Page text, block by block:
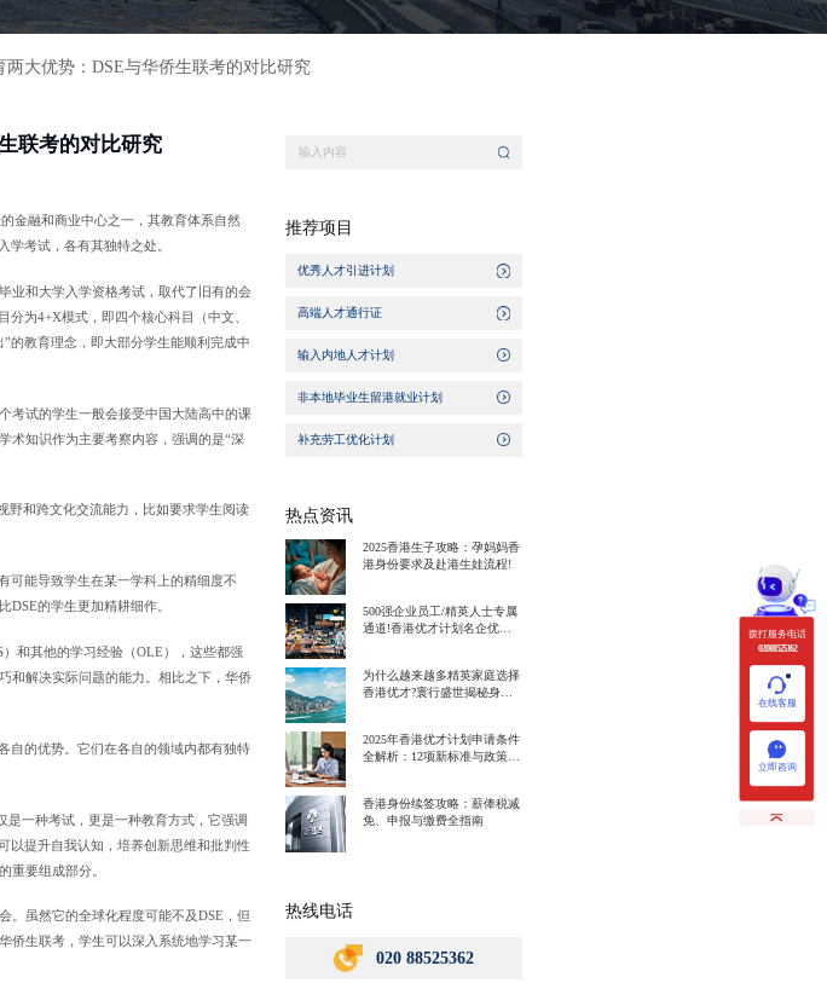
两大优势：DSE与华侨生联考的对比研究
联考的对比研究
金融和商业中心之一，其教育体系自然
学考试，各有其独特之处。
业和大学入学资格考试，取代了旧有的会
为4+X模式，即四个核心科目（中文、
的教育理念，即大部分学生能顺利完成中
考试的学生一般会接受中国大陆高中的课
术知识作为主要考察内容，强调的是“深
野和跨文化交流能力，比如要求学生阅读
可能导致学生在某一学科上的精细度不
DSE的学生更加精耕细作。
和其他的学习经验（OLE），这些都强
和解决实际问题的能力。相比之下，华侨
自的优势。它们在各自的领域内都有独特
是一种考试，更是一种教育方式，它强调
以提升自我认知，培养创新思维和批判性
重要组成部分。
。虽然它的全球化程度可能不及DSE，但
侨生联考，学生可以深入系统地学习某一
推荐项目
优秀人才引进计划
高端人才通行证
输入内地人才计划
非本地毕业生留港就业计划
补充劳工优化计划
热点资讯
2025香港生子攻略：孕妈妈香
港身份要求及赴港生娃流程!
500强企业员工/精英人士专属
通道!香港优才计划名企优势
为什么越来越多精英家庭选择
香港优才?寰行盛世揭秘身份
2025年香港优才计划申请条件
全解析：12项新标准与政策解
香港身份续签攻略：薪俸税减
免、申报与缴费全指南
热线电话
020 88525362
拨打服务电话
020 88525362
在线客服
立即咨询